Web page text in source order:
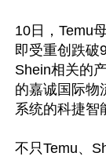
10日，Temu
即受重创跌破
Shein相关的
的嘉诚国际物
系统的科捷智
不只Temu、